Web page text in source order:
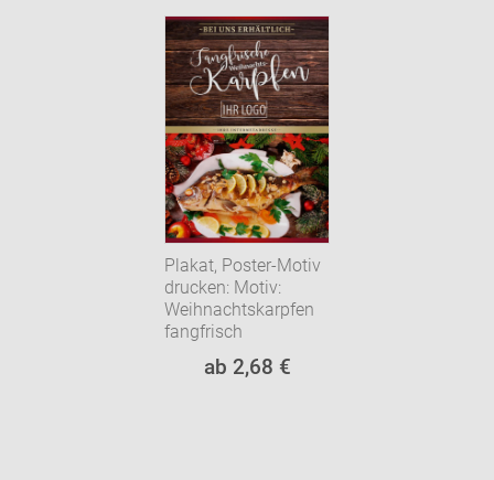
Plakat, Poster-Motiv
drucken: Motiv:
Weihnachtskarpfen
fangfrisch
ab 2,68 €